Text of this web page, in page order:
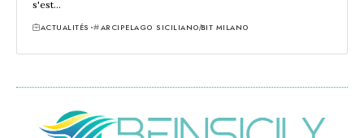
s'est…
ACTUALITÉS ARCIPELAGO SICILIANOBIT MILANO